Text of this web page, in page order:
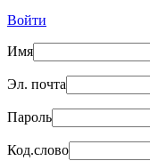
Войти
Имя
Эл. почта
Пароль
Код.слово